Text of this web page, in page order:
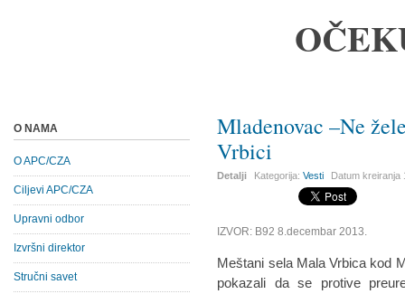
Mladenovac –Ne
Vrbici
Detalji Kategorija:Vesti Datum kreiranja
IZVOR: B92 8.decembar 2013.
Meštani sela Mala Vrbica kod
pokazali da se protive
O NAMA
O APC/CZA
Ciljevi APC/CZA
Upravni odbor
Izvršni direktor
Stručni savet